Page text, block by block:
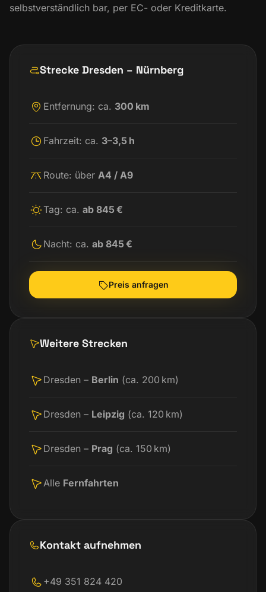
selbstverständlich bar, per EC- oder Kreditkarte.
Strecke Dresden – Nürnberg
Entfernung: ca. 300 km
Fahrzeit: ca. 3–3,5 h
Route: über A4 / A9
Tag: ca. ab 845 €
Nacht: ca. ab 845 €
Preis anfragen
Weitere Strecken
Dresden – Berlin (ca. 200 km)
Dresden – Leipzig (ca. 120 km)
Dresden – Prag (ca. 150 km)
Alle Fernfahrten
Kontakt aufnehmen
+49 351 824 420